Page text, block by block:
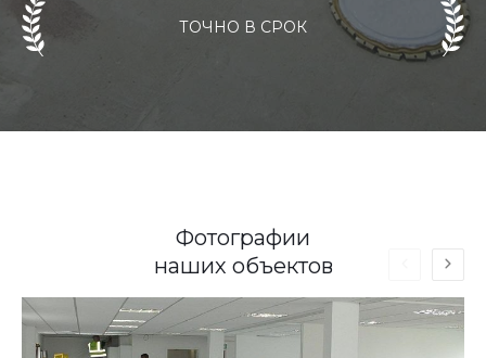
ТОЧНО В СРОК
Фотографии
наших объектов